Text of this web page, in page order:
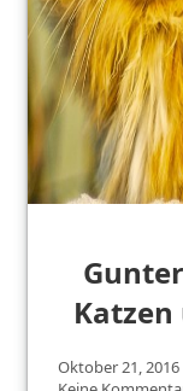
Oktober 21, 2016